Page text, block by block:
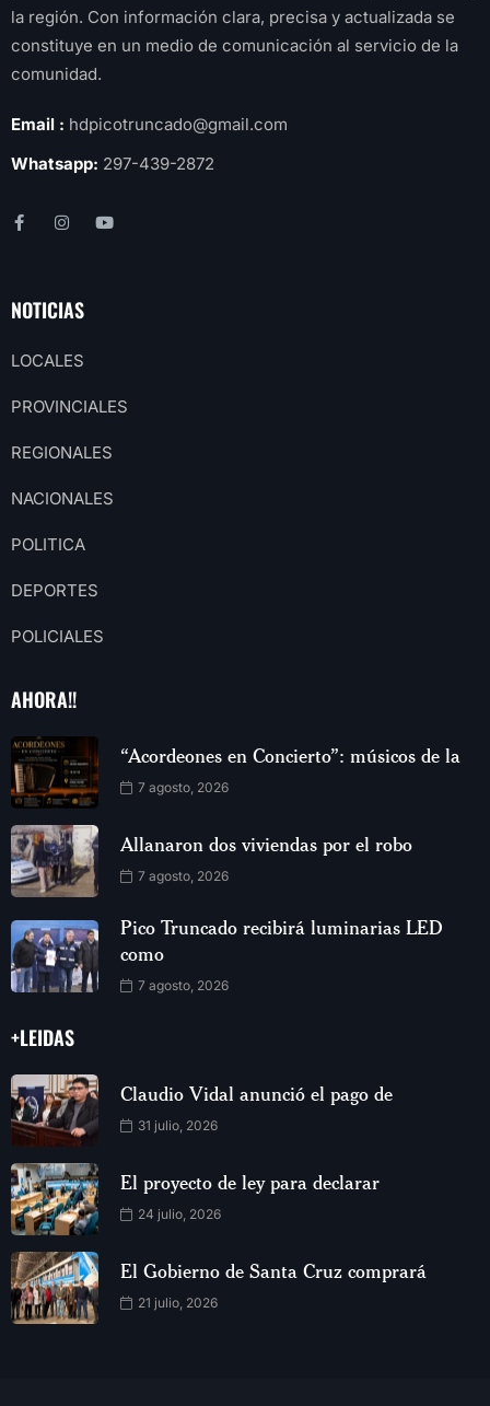
la región. Con información clara, precisa y actualizada se
constituye en un medio de comunicación al servicio de la
comunidad.
Email : hdpicotruncado@gmail.com
Whatsapp: 297-439-2872
NOTICIAS
LOCALES
PROVINCIALES
REGIONALES
NACIONALES
POLITICA
DEPORTES
POLICIALES
AHORA!!
“Acordeones en Concierto”: músicos de la
7 agosto, 2026
Allanaron dos viviendas por el robo
7 agosto, 2026
Pico Truncado recibirá luminarias LED
como
7 agosto, 2026
+LEIDAS
Claudio Vidal anunció el pago de
31 julio, 2026
El proyecto de ley para declarar
24 julio, 2026
El Gobierno de Santa Cruz comprará
21 julio, 2026